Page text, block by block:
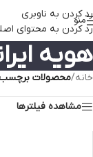
رد کردن به ناوبری
رد کردن به محتوای
منو
هویه
خانه/محصولات برچسب
مشاهده فیلترها